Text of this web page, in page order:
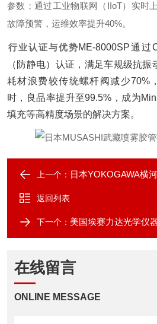
参数；通过工业物联网（IIoT）实时
故障预警，运维效率提升40%。
行业认证与优势ME-8000SP通过
（防静电）认证，满足车规级抗
耗材浪费较传统螺杆阀减少70%
时，良品率提升至99.5%，成为
填充等高精度场景的解决方案。
上一个： 日本YOKOGAWA横
返回列表
下一个： 美国埃赛力达光学仪
在线留言
ONLINE MESSAGE